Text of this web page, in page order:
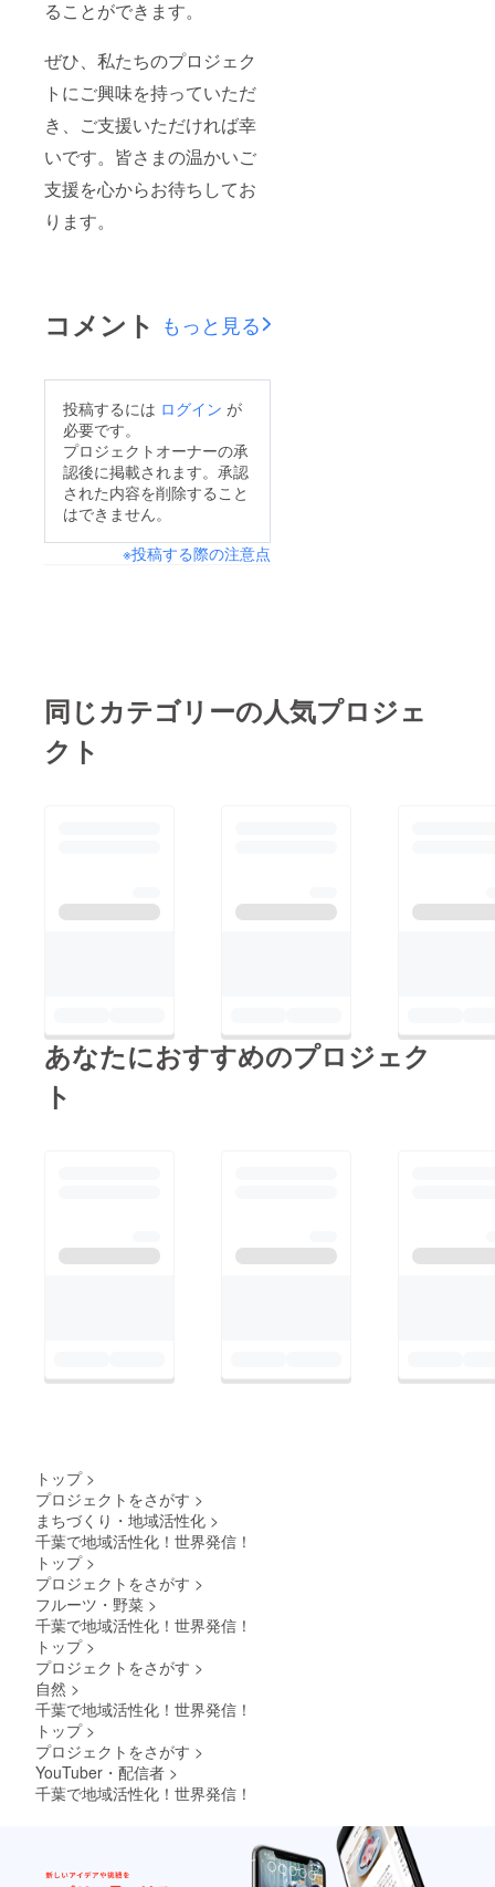
ることができます。
ぜひ、私たちのプロジェク
トにご興味を持っていただ
き、ご支援いただければ幸
いです。皆さまの温かいご
支援を心からお待ちしてお
ります。
コメント もっと見る
投稿するには ログイン が
必要です。
プロジェクトオーナーの承
認後に掲載されます。承認
された内容を削除すること
はできません。
※投稿する際の注意点
同じカテゴリーの人気プロジェ
クト
あなたにおすすめのプロジェク
ト
トップ >
プロジェクトをさがす >
まちづくり・地域活性化 >
千葉で地域活性化！世界発信！
トップ >
プロジェクトをさがす >
フルーツ・野菜 >
千葉で地域活性化！世界発信！
トップ >
プロジェクトをさがす >
自然 >
千葉で地域活性化！世界発信！
トップ >
プロジェクトをさがす >
YouTuber・配信者 >
千葉で地域活性化！世界発信！